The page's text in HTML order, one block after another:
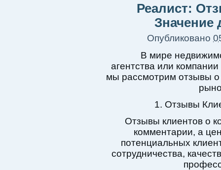
Реалист:
Значение
Опубликовано
В мире
агентства или
мы рассмотрим отзывы о
1. Отзывы
Отзывы клиентов о
комментарии, а
потенциальных
сотрудничества,